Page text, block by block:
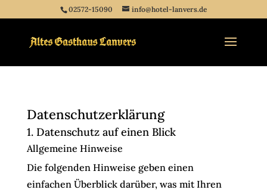
02572-15090 info@hotel-lanvers.de
Datenschutzerklärung
1. Datenschutz auf einen Blick
Allgemeine Hinweise
Die folgenden Hinweise geben einen
einfachen Überblick darüber, was mit Ihren